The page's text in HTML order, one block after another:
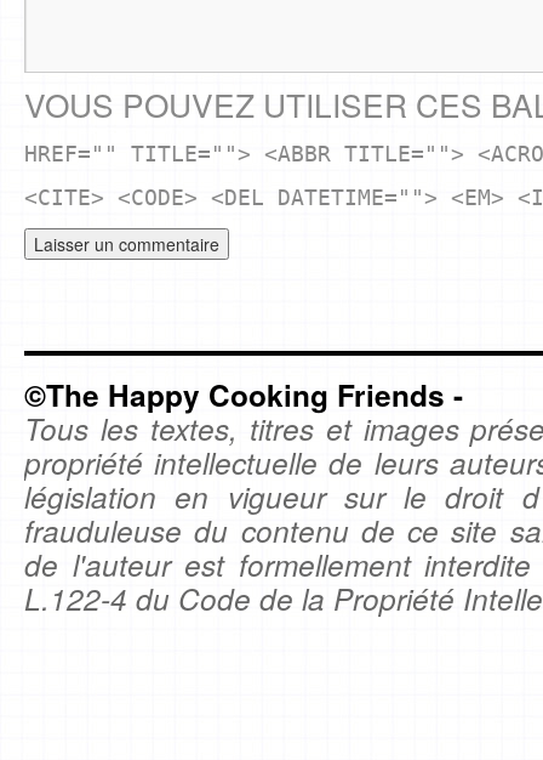
VOUS POUVEZ UTILISER CES
HREF="" TITLE=""> <ABBR TITLE="">
<CITE> <CODE> <DEL DATETIME=""> <EM>
©The Happy Cooking Friends -
Tous les textes, titres et images
propriété intellectuelle de leurs
législation en vigueur sur le droit
frauduleuse du contenu de ce site
de l'auteur est formellement
L.122-4 du Code de la Propriété